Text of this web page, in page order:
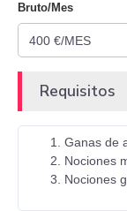
Bruto/Mes
Requisitos
Ganas de
Nociones
Nociones